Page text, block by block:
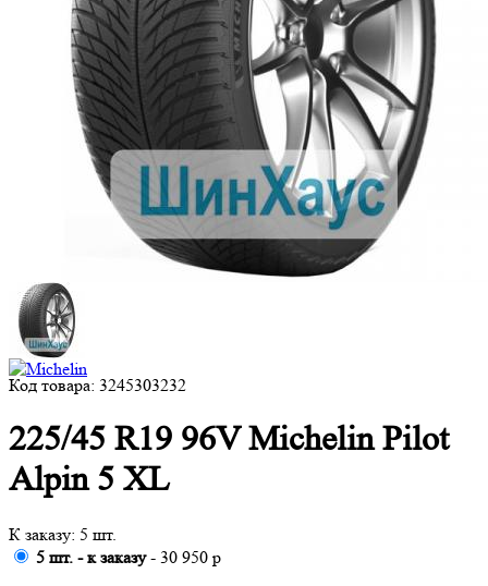
Код товара: 3245303232
225/45 R19 96V Michelin Pilot
Alpin 5 XL
К заказу: 5 шт.
5 шт. - к заказу- 30 950 р